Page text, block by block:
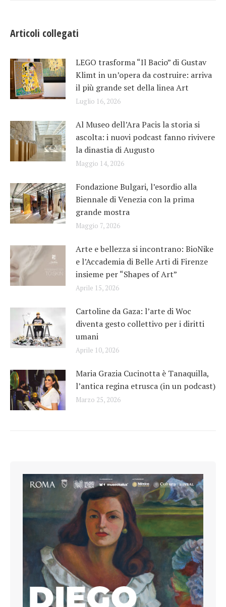
Articoli collegati
LEGO trasforma “Il Bacio” di Gustav
Klimt in un’opera da costruire: arriva
il più grande set della linea Art
Luglio 16, 2026
Al Museo dell’Ara Pacis la storia si
ascolta: i nuovi podcast fanno rivivere
la dinastia di Augusto
Maggio 14, 2026
Fondazione Bulgari, l’esordio alla
Biennale di Venezia con la prima
grande mostra
Maggio 7, 2026
Arte e bellezza si incontrano: BioNike
e l’Accademia di Belle Arti di Firenze
insieme per “Shapes of Art”
Aprile 15, 2026
Cartoline da Gaza: l’arte di Woc
diventa gesto collettivo per i diritti
umani
Aprile 10, 2026
Maria Grazia Cucinotta è Tanaquilla,
l’antica regina etrusca (in un podcast)
Marzo 25, 2026